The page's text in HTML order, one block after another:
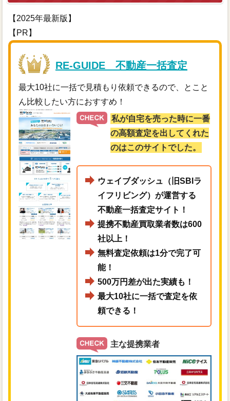
【2025年最新版】
【PR】
RE-GUIDE 不動産一括査定
最大10社に一括で見積もり依頼できるので、とこと
ん比較したい方におすすめ！
私が自宅を売った時に一番
の高額査定を出してくれた
のはこのサイトでした。
ウェイブダッシュ（旧SBIラ
イフリビング）が運営する
不動産一括査定サイト！
提携不動産買取業者数は600
社以上！
無料査定依頼は1分で完了可
能！
500万円差が出た実績も！
最大10社に一括で査定を依
頼できる！
主な提携業者